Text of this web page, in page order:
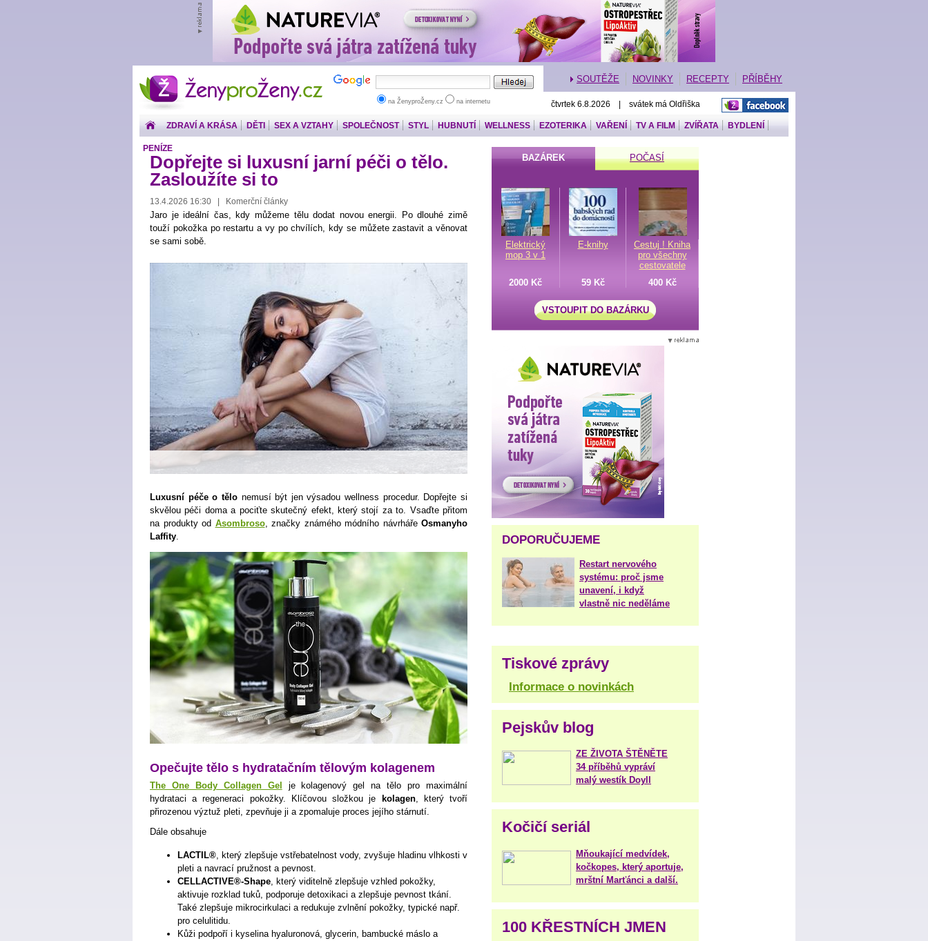
ŽenyproŽeny.cz
na ŽenyproŽeny.cz na internetu
SOUTĚŽE NOVINKY RECEPTY PŘÍBĚHY
čtvrtek 6.8.2026 | svátek má Oldřiška
ZDRAVÍ A KRÁSA DĚTI SEX A VZTAHY SPOLEČNOST STYL HUBNUTÍ WELLNESS EZOTERIKA VAŘENÍ TV A FILM ZVÍŘATA BYDLENÍ
PENÍZE
Dopřejte si luxusní jarní péči o tělo.
Zasloužíte si to
13.4.2026 16:30 | Komerční články
Jaro je ideální čas, kdy můžeme tělu dodat novou energii. Po dlouhé zimě
touží pokožka po restartu a vy po chvílích, kdy se můžete zastavit a věnovat
se sami sobě.
Luxusní péče o tělonemusí být jen výsadou wellness procedur. Dopřejte si
skvělou péči doma a pociťte skutečný efekt, který stojí za to. Vsaďte přitom
na produkty od Asombroso, značky známého módního návrháře Osmanyho
Laffity.
Opečujte tělo s hydratačním tělovým kolagenem
The One Body Collagen Gel
je kolagenový gel na tělo pro maximální
hydrataci a regeneraci pokožky. Klíčovou složkou je
kolagen, který tvoří
přirozenou výztuž pleti, zpevňuje ji a zpomaluje proces jejího stárnutí.
Dále obsahuje
LACTIL®, který zlepšuje vstřebatelnost vody, zvyšuje hladinu vlhkosti v
pleti a navrací pružnost a pevnost.
CELLACTIVE®-Shape, který viditelně zlepšuje vzhled pokožky,
aktivuje rozklad tuků, podporuje detoxikaci a zlepšuje pevnost tkání.
Také zlepšuje mikrocirkulaci a redukuje zvlnění pokožky, typické např.
pro celulitidu.
Kůži podpoří i kyselina hyaluronová, glycerin, bambucké máslo a
BAZÁREK POČASÍ
Elektrický
mop 3 v 1
E-knihy
Cestuj ! Kniha
pro všechny
cestovatele
2000 Kč
59 Kč 400 Kč
VSTOUPIT DO BAZÁRKU
DOPORUČUJEME
Restart nervového
systému: proč jsme
unavení, i když
vlastně nic neděláme
Tiskové zprávy
Informace o novinkách
Pejskův blog
ZE ŽIVOTA ŠTĚNĚTE
34 příběhů vypráví
malý westík Doyll
Kočičí seriál
Mňoukající medvídek,
kočkopes, který aportuje,
mrštní Marťánci a další.
100 KŘESTNÍCH JMEN